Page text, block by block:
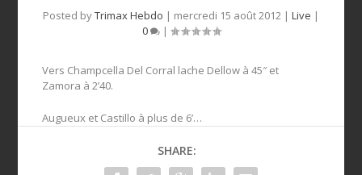
Posted byTrimax Hebdo | mercredi 15 août 2012 | Live |
0
|
Vers Champcella Del Corral lache Dellow à 45″ et
Zamora à 2’40.
Augueux et Castillo à plus de 6’…
SHARE: